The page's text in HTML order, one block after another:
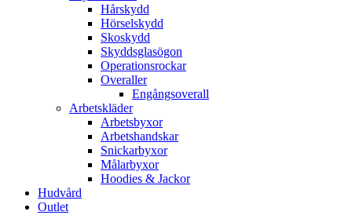
Hårskydd
Hörselskydd
Skoskydd
Skyddsglasögon
Operationsrockar
Overaller
Engångsoverall
Arbetskläder
Arbetsbyxor
Arbetshandskar
Snickarbyxor
Målarbyxor
Hoodies & Jackor
Hudvård
Outlet